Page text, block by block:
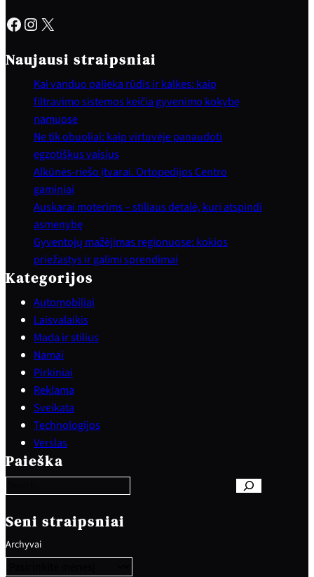
Facebook Instagram X
Naujausi straipsniai
Kai vanduo palieka rūdis ir kalkes: kaip
filtravimo sistemos keičia gyvenimo kokybę
namuose
Ne tik obuoliai: kaip virtuvėje panaudoti
egzotiškus vaisius
Alkūnės-riešo įtvarai. Ortopedijos Centro
gaminiai
Auskarai moterims – stiliaus detalė, kuri atspindi
asmenybę
Gyventojų mažėjimas regionuose: kokios
priežastys ir galimi sprendimai
Kategorijos
Automobiliai
Laisvalaikis
Mada ir stilius
Namai
Pirkiniai
Reklama
Sveikata
Technologijos
Verslas
Paieška
e
a
c
h
Seni straipsniai
Archyvai